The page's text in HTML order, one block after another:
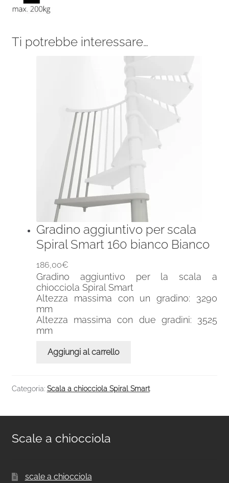
Ti potrebbe interessare…
Gradino aggiuntivo per scala
Spiral Smart 160 bianco Bianco
186,00€
Gradino aggiuntivo per la scala a
chiocciola Spiral Smart
Altezza massima con un gradino: 3290
mm
Altezza massima con due gradini: 3525
mm
Aggiungi al carrello
Categoria: Scala a chiocciola Spiral Smart
Scale a chiocciola
scale a chiocciola